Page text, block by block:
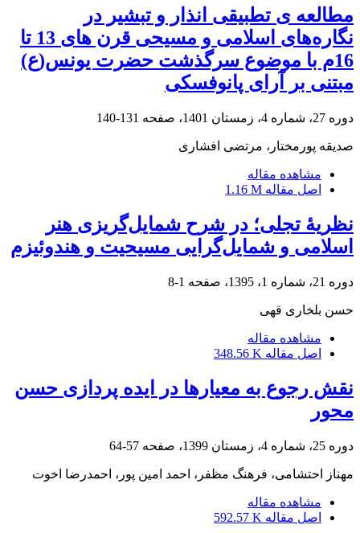
مطالعه ی تطبیقی انذار و تبشیر در
نگاره‌های اسلامی و مسیحی قرن های 13 تا
16م با موضوع سرگذشت حضرت یونس(ع)
مبتنی بر آرای پانوفسکی
دوره 27، شماره 4، زمستان 1401، صفحه 131-140
صدیقه پورمختار، مرتضی افشاری
مشاهده مقاله
اصل مقاله 1.16 M
نظریۀ تجلی؛ در شرح شمایل‌گریزی هنر
اسلامی و شمایل‌گرایی مسیحیت و هندوئیزم
دوره 21، شماره 1، 1395، صفحه 1-8
حسن بلخاری قهی
مشاهده مقاله
اصل مقاله 348.56 K
نقش رجوع به معیارها در ایده پردازی حسن
محور
دوره 25، شماره 4، زمستان 1399، صفحه 57-64
مهناز احتشامی، فرهنگ مظفر، احمد امین پور، احمدرضا اخوت
مشاهده مقاله
اصل مقاله 592.57 K